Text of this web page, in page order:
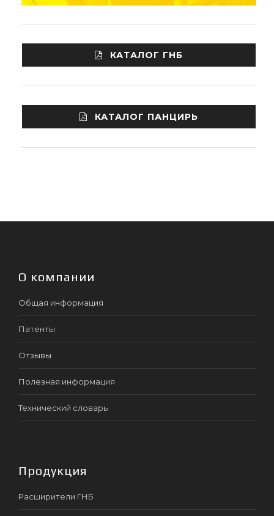
КАТАЛОГ ГНБ
КАТАЛОГ ПАНЦИРЬ
О компании
Общая информация
Патенты
Отзывы
Полезная информация
Технический словарь
Продукция
Расширители ГНБ